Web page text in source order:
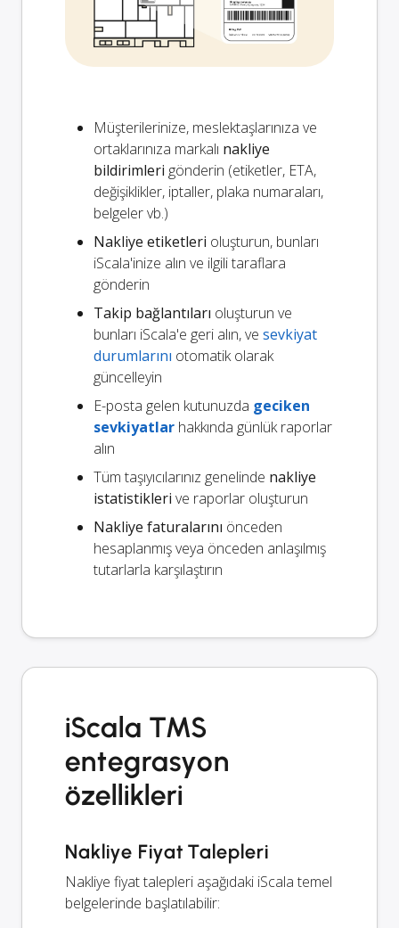
Müşterilerinize, meslektaşlarınıza ve
ortaklarınıza markalı nakliye
bildirimleri gönderin (etiketler, ETA,
değişiklikler, iptaller, plaka numaraları,
belgeler vb.)
Nakliye etiketleri oluşturun, bunları
iScala'inize alın ve ilgili taraflara
gönderin
Takip bağlantıları oluşturun ve
bunları iScala'e geri alın, ve sevkiyat
durumlarını otomatik olarak
güncelleyin
E-posta gelen kutunuzda geciken
sevkiyatlar hakkında günlük raporlar
alın
Tüm taşıyıcılarınız genelinde nakliye
istatistikleri ve raporlar oluşturun
Nakliye faturalarını önceden
hesaplanmış veya önceden anlaşılmış
tutarlarla karşılaştırın
iScala TMS
entegrasyon
özellikleri
Nakliye Fiyat Talepleri
Nakliye fiyat talepleri aşağıdaki iScala temel
belgelerinde başlatılabilir: